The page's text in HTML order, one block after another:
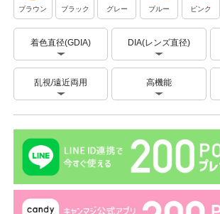
ブラウン ブラック グレー ブルー ピンク
着色直径(GDIA) DIA(レンズ直径)
乱視/遠近両用 高機能